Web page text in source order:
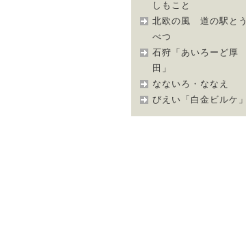
しもこと
北欧の風 道の駅とう
べつ
石狩「あいろーど厚
田」
なないろ・ななえ
びえい「白金ビルケ」